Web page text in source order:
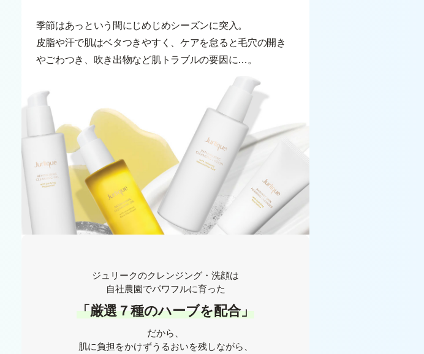
季節はあっという間にじめじめシーズンに突入。
皮脂や汗で肌はベタつきやすく、ケアを怠ると毛穴の開き
やごわつき、吹き出物など肌トラブルの要因に…。
ジュリークのクレンジング・洗顔は
自社農園でパワフルに育った
「厳選７種のハーブを配合」
だから、
肌に負担をかけずうるおいを残しながら、